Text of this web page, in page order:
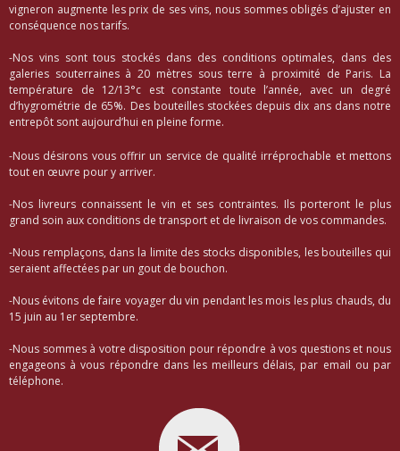
vigneron augmente les prix de ses vins, nous sommes obligés d’ajuster en
conséquence nos tarifs.
-Nos vins sont tous stockés dans des conditions optimales, dans des
galeries souterraines à 20 mètres sous terre à proximité de Paris. La
température de 12/13°c est constante toute l’année, avec un degré
d’hygrométrie de 65%. Des bouteilles stockées depuis dix ans dans notre
entrepôt sont aujourd’hui en pleine forme.
-Nous désirons vous offrir un service de qualité irréprochable et mettons
tout en œuvre pour y arriver.
-Nos livreurs connaissent le vin et ses contraintes. Ils porteront le plus
grand soin aux conditions de transport et de livraison de vos commandes.
-Nous remplaçons, dans la limite des stocks disponibles, les bouteilles qui
seraient affectées par un gout de bouchon.
-Nous évitons de faire voyager du vin pendant les mois les plus chauds, du
15 juin au 1er septembre.
-Nous sommes à votre disposition pour répondre à vos questions et nous
engageons à vous répondre dans les meilleurs délais, par email ou par
téléphone.